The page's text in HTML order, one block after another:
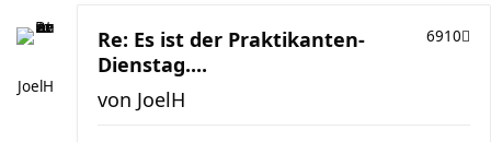
JoelH
Re: Es ist der Praktikanten-
Dienstag....
6910
von JoelH